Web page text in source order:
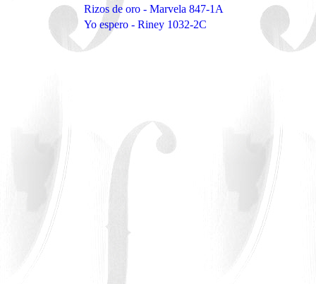
Rizos de oro - Marvela 847-1A
Yo espero - Riney 1032-2C